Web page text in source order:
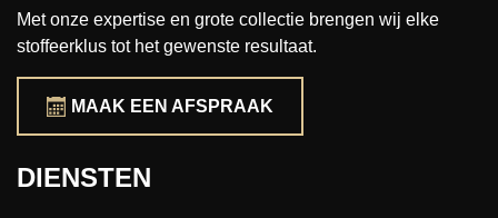
Met onze expertise en grote collectie brengen wij elke
stoffeerklus tot het gewenste resultaat.
MAAK EEN AFSPRAAK
DIENSTEN